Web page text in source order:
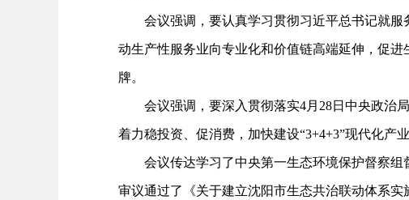
会议强调，要认真学习贯彻习近平总书记就服
动生产性服务业向专业化和价值链高端延伸，促
牌。
会议强调，要深入贯彻落实4月28日中央政治局
着力稳投资、促消费，加快建设“3+4+3”现代化产
会议传达学习了中央第一生态环境保护督察组
审议通过了《关于建立沈阳市生态共治联动体系